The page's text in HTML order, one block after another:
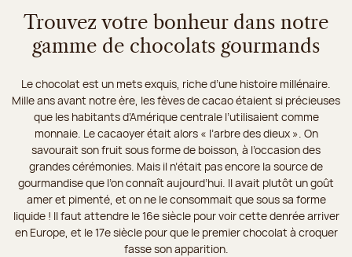
Trouvez votre bonheur dans notre
gamme de chocolats gourmands
Le chocolat est un mets exquis, riche d’une histoire millénaire.
Mille ans avant notre ère, les fèves de cacao étaient si précieuses
que les habitants d’Amérique centrale l’utilisaient comme
monnaie. Le cacaoyer était alors « l’arbre des dieux ». On
savourait son fruit sous forme de boisson, à l’occasion des
grandes cérémonies. Mais il n’était pas encore la source de
gourmandise que l’on connaît aujourd’hui. Il avait plutôt un goût
amer et pimenté, et on ne le consommait que sous sa forme
liquide ! Il faut attendre le 16e siècle pour voir cette denrée arriver
en Europe, et le 17e siècle pour que le premier chocolat à croquer
fasse son apparition.